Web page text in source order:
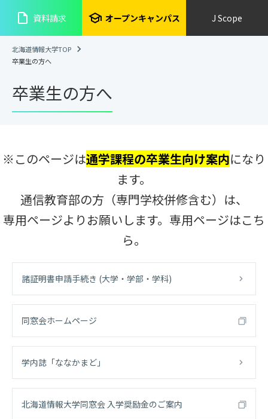
insert_drive_file 資料請求 school オープンキャンパス J Scope
北海道情報大学TOP
卒業生の方へ
卒業生の方へ
※このページは通学課程の卒業生向け案内になり
ます。
通信教育部の方（専門学校併修含む）は、
専用ページよりお願いします。専用ページはこち
ら。
諸証明書申請手続き (大学・学部・学科)
同窓会ホームページ
学内誌「ななかまど」
北海道情報大学同窓会 入学奨励金のご案内